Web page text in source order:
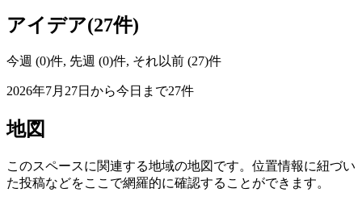
アイデア(27件)
今週 (0)件, 先週 (0)件, それ以前 (27)件
2026年7月27日から今日まで27件
地図
このスペースに関連する地域の地図です。位置情報に紐づい
た投稿などをここで網羅的に確認することができます。